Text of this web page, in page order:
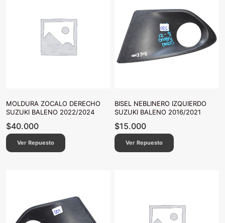
MOLDURA ZOCALO DERECHO
SUZUKI BALENO 2022/2024
$40.000
Ver Repuesto
BISEL NEBLINERO IZQUIERDO
SUZUKI BALENO 2016/2021
$15.000
Ver Repuesto